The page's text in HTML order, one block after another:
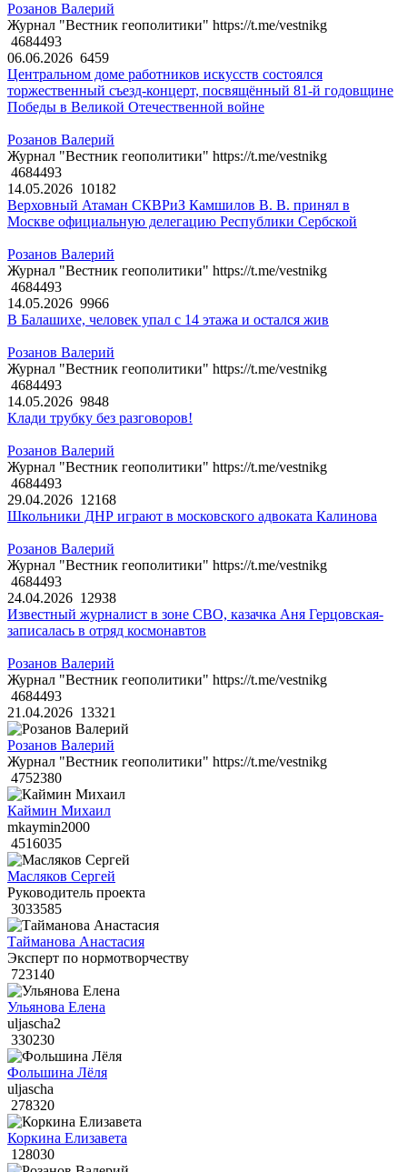
Розанов Валерий
Журнал "Вестник геополитики" https://t.me/vestnikg
4684493
06.06.2026 6459
Центральном доме работников искусств состоялся
торжественный съезд-концерт, посвящённый 81-й годовщине
Победы в Великой Отечественной войне
Розанов Валерий
Журнал "Вестник геополитики" https://t.me/vestnikg
4684493
14.05.2026 10182
Верховный Атаман СКВРиЗ Камшилов В. В. принял в
Москве официальную делегацию Республики Сербской
Розанов Валерий
Журнал "Вестник геополитики" https://t.me/vestnikg
4684493
14.05.2026 9966
В Балашихе, человек упал с 14 этажа и остался жив
Розанов Валерий
Журнал "Вестник геополитики" https://t.me/vestnikg
4684493
14.05.2026 9848
Клади трубку без разговоров!
Розанов Валерий
Журнал "Вестник геополитики" https://t.me/vestnikg
4684493
29.04.2026 12168
Школьники ДНР играют в московского адвоката Калинова
Розанов Валерий
Журнал "Вестник геополитики" https://t.me/vestnikg
4684493
24.04.2026 12938
Известный журналист в зоне СВО, казачка Аня Герцовская-
записалась в отряд космонавтов
Розанов Валерий
Журнал "Вестник геополитики" https://t.me/vestnikg
4684493
21.04.2026 13321
Розанов Валерий
Журнал "Вестник геополитики" https://t.me/vestnikg
4752380
Каймин Михаил
mkaymin2000
4516035
Масляков Сергей
Руководитель проекта
3033585
Тайманова Анастасия
Эксперт по нормотворчеству
723140
Ульянова Елена
uljascha2
330230
Фольшина Лёля
uljascha
278320
Коркина Елизавета
128030